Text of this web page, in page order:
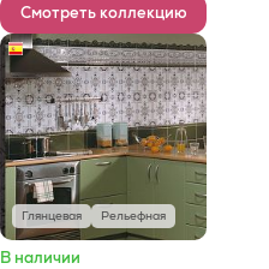
Смотреть коллекцию
Глянцевая Рельефная
В наличии